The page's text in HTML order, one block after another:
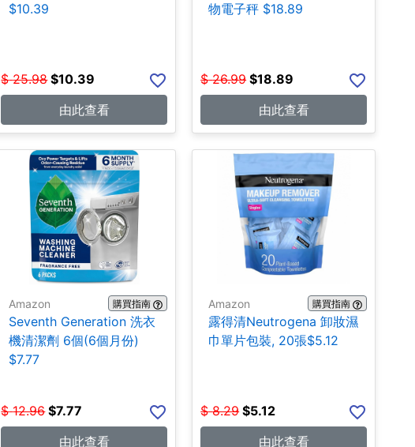
$10.39
$ 25.98 $10.39
由此查看
物電子秤 $18.89
$ 26.99 $18.89
由此查看
Amazon 購買指南
Seventh Generation 洗衣
機清潔劑 6個(6個月份)
$7.77
$ 12.96 $7.77
由此查看
Amazon 購買指南
露得清Neutrogena 卸妝濕
巾單片包裝, 20張$5.12
$ 8.29 $5.12
由此查看